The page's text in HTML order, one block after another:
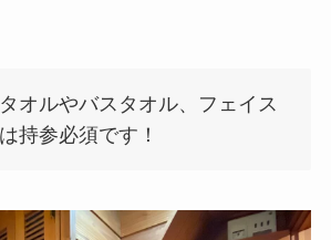
オルやバスタオル、フェイス
持参必須です！